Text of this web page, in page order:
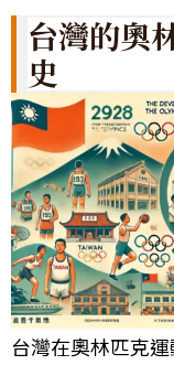
台灣的奧
史
台灣在奧林匹克